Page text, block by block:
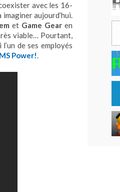
avec les 16-
aujourd’hui.
et Game Gearen
viable… Pourtant,
de ses employés
Power!.